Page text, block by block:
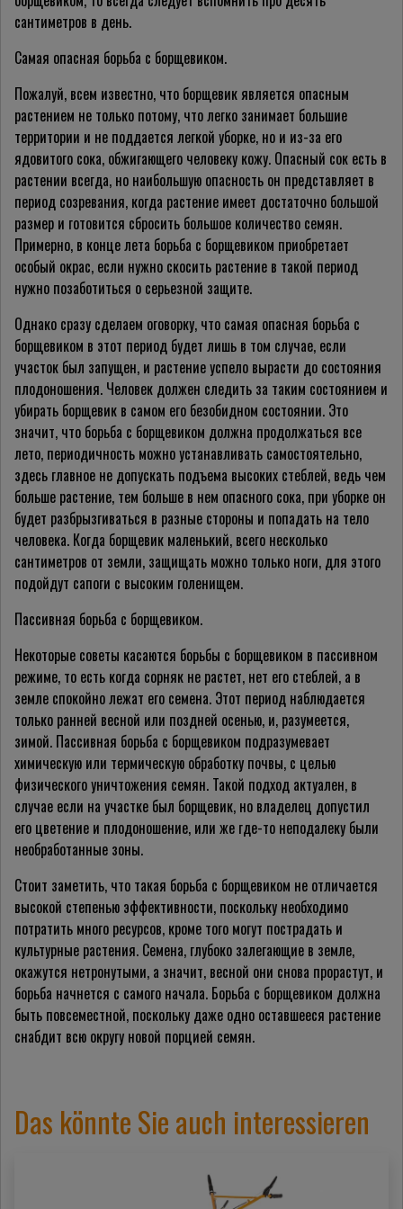
сантиметров в день.
Самая опасная борьба с борщевиком.
Пожалуй, всем известно, что борщевик является опасным
растением не только потому, что легко занимает большие
территории и не поддается легкой уборке, но и из-за его
ядовитого сока, обжигающего человеку кожу. Опасный сок есть в
растении всегда, но наибольшую опасность он представляет в
период созревания, когда растение имеет достаточно большой
размер и готовится сбросить большое количество семян.
Примерно, в конце лета борьба с борщевиком приобретает
особый окрас, если нужно скосить растение в такой период
нужно позаботиться о серьезной защите.
Однако сразу сделаем оговорку, что самая опасная борьба с
борщевиком в этот период будет лишь в том случае, если
участок был запущен, и растение успело вырасти до состояния
плодоношения. Человек должен следить за таким состоянием и
убирать борщевик в самом его безобидном состоянии. Это
значит, что борьба с борщевиком должна продолжаться все
лето, периодичность можно устанавливать самостоятельно,
здесь главное не допускать подъема высоких стеблей, ведь чем
больше растение, тем больше в нем опасного сока, при уборке он
будет разбрызгиваться в разные стороны и попадать на тело
человека. Когда борщевик маленький, всего несколько
сантиметров от земли, защищать можно только ноги, для этого
подойдут сапоги с высоким голенищем.
Пассивная борьба с борщевиком.
Некоторые советы касаются борьбы с борщевиком в пассивном
режиме, то есть когда сорняк не растет, нет его стеблей, а в
земле спокойно лежат его семена. Этот период наблюдается
только ранней весной или поздней осенью, и, разумеется,
зимой. Пассивная борьба с борщевиком подразумевает
химическую или термическую обработку почвы, с целью
физического уничтожения семян. Такой подход актуален, в
случае если на участке был борщевик, но владелец допустил
его цветение и плодоношение, или же где-то неподалеку были
необработанные зоны.
Стоит заметить, что такая борьба с борщевиком не отличается
высокой степенью эффективности, поскольку необходимо
потратить много ресурсов, кроме того могут пострадать и
культурные растения. Семена, глубоко залегающие в земле,
окажутся нетронутыми, а значит, весной они снова прорастут, и
борьба начнется с самого начала. Борьба с борщевиком должна
быть повсеместной, поскольку даже одно оставшееся растение
снабдит всю округу новой порцией семян.
Das könnte Sie auch interessieren